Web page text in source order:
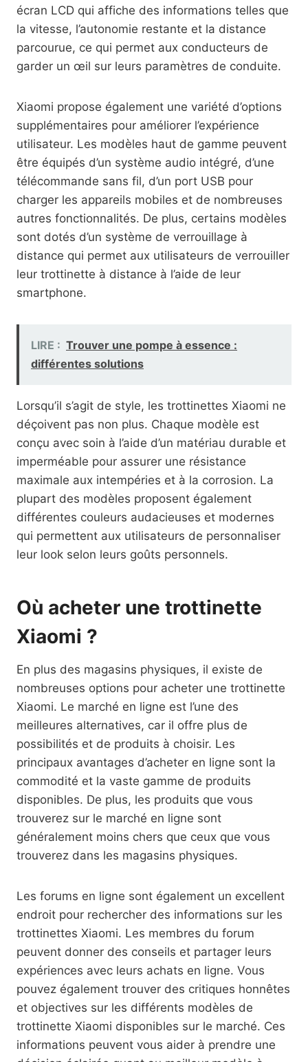
écran LCD qui affiche des informations telles que
la vitesse, l’autonomie restante et la distance
parcourue, ce qui permet aux conducteurs de
garder un œil sur leurs paramètres de conduite.
Xiaomi propose également une variété d’options
supplémentaires pour améliorer l’expérience
utilisateur. Les modèles haut de gamme peuvent
être équipés d’un système audio intégré, d’une
télécommande sans fil, d’un port USB pour
charger les appareils mobiles et de nombreuses
autres fonctionnalités. De plus, certains modèles
sont dotés d’un système de verrouillage à
distance qui permet aux utilisateurs de verrouiller
leur trottinette à distance à l’aide de leur
smartphone.
LIRE : Trouver une pompe à essence :
différentes solutions
Lorsqu’il s’agit de style, les trottinettes Xiaomi ne
déçoivent pas non plus. Chaque modèle est
conçu avec soin à l’aide d’un matériau durable et
imperméable pour assurer une résistance
maximale aux intempéries et à la corrosion. La
plupart des modèles proposent également
différentes couleurs audacieuses et modernes
qui permettent aux utilisateurs de personnaliser
leur look selon leurs goûts personnels.
Où acheter une trottinette
Xiaomi ?
En plus des magasins physiques, il existe de
nombreuses options pour acheter une trottinette
Xiaomi. Le marché en ligne est l’une des
meilleures alternatives, car il offre plus de
possibilités et de produits à choisir. Les
principaux avantages d’acheter en ligne sont la
commodité et la vaste gamme de produits
disponibles. De plus, les produits que vous
trouverez sur le marché en ligne sont
généralement moins chers que ceux que vous
trouverez dans les magasins physiques.
Les forums en ligne sont également un excellent
endroit pour rechercher des informations sur les
trottinettes Xiaomi. Les membres du forum
peuvent donner des conseils et partager leurs
expériences avec leurs achats en ligne. Vous
pouvez également trouver des critiques honnêtes
et objectives sur les différents modèles de
trottinette Xiaomi disponibles sur le marché. Ces
informations peuvent vous aider à prendre une